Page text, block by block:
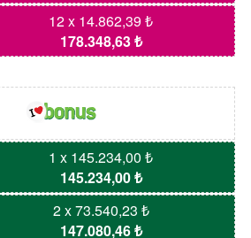
12 x 14.862,39 ₺
178.348,63 ₺
1 x 145.234,00 ₺
145.234,00 ₺
2 x 73.540,23 ₺
147.080,46 ₺